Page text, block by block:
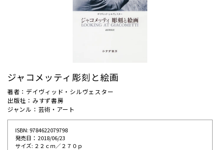
ジャコメッティ彫刻と絵画
著者：デイヴィッド・シルヴェスター
出版社：みすず書房
ジャンル：芸術・アート
ISBN: 9784622079798
発売⽇： 2018/06/23
サイズ: ２２ｃｍ／２７０ｐ